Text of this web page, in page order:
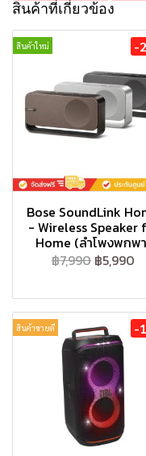
สินค้าที่เกี่ยวข้อง
สินค้าใหม่ -
Bose SoundLink
- Wireless Speaker
Home (ลำโพงพกพ
฿7,990 ฿5,990
สินค้าขายดี -